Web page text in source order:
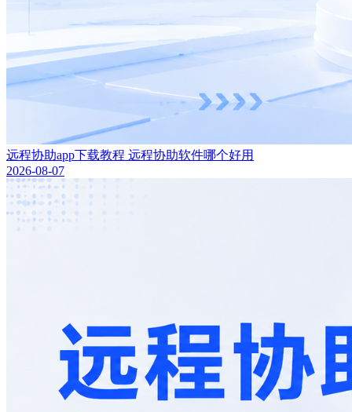
远程协助app下载教程 远程协助软件哪个好用
2026-08-07